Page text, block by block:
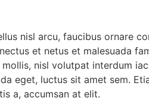
nisl arcu, faucibus ornare
et netus et malesuada
nisl volutpat interdum
eget, luctus sit amet sem.
a, accumsan at elit.